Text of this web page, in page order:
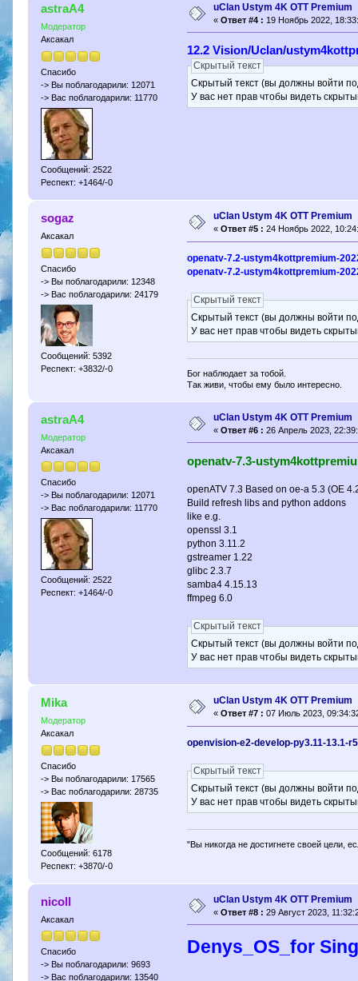
astraA4
Модератор
Аксакал
Спасибо
-> Вы поблагодарили: 12071
-> Вас поблагодарили: 11770
Сообщений: 2522
Респект: +1464/-0
uClan Ustym 4K OTT Premium
« Ответ #4 : 19 Ноябрь 2022,
12.2 Vision/Uclan/
Скрытый текст
Скрытый текст (вы должны войти
У вас нет прав чтобы видеть
sogaz
Аксакал
Спасибо
-> Вы поблагодарили: 12348
-> Вас поблагодарили: 24179
Сообщений: 5392
Респект: +3832/-0
uClan Ustym 4K OTT Premium
« Ответ #5 : 24 Ноябрь 2022,
openatv-7.2-ustym4kottpremium-
openatv-7.2-ustym4kottpremium-
Скрытый текст
Скрытый текст (вы должны войти
У вас нет прав чтобы видеть
Бог наблюдает за тобой.
Так живи, чтобы ему было интересно.
astraA4
Модератор
Аксакал
Спасибо
-> Вы поблагодарили: 12071
-> Вас поблагодарили: 11770
Сообщений: 2522
Респект: +1464/-0
uClan Ustym 4K OTT Premium
« Ответ #6 : 26 Апрель 2023,
openatv-7.3-
openATV 7.3 Based on oe-a 5.3 (OE
Build refresh libs and python addons
like e.g.
openssl 3.1
python 3.11.2
gstreamer 1.22
glibc 2.3.7
samba4 4.15.13
ffmpeg 6.0
Скрытый текст
Скрытый текст (вы должны войти
У вас нет прав чтобы видеть
Mika
Модератор
Аксакал
Спасибо
-> Вы поблагодарили: 17565
-> Вас поблагодарили: 28735
Сообщений: 6178
Респект: +3870/-0
uClan Ustym 4K OTT Premium
« Ответ #7 : 07 Июль 2023,
openvision-e2-develop-py3.11-13.1-
Скрытый текст
Скрытый текст (вы должны войти
У вас нет прав чтобы видеть
"Вы никогда не достигнете своей цели,
nicoll
Аксакал
Спасибо
-> Вы поблагодарили: 9693
-> Вас поблагодарили: 13540
uClan Ustym 4K OTT Premium
« Ответ #8 : 29 Август 2023,
Denys_OS_for